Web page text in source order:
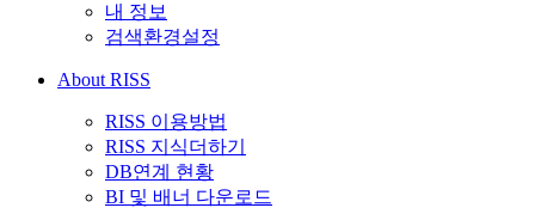
내 정보
검색환경설정
About RISS
RISS 이용방법
RISS 지식더하기
DB연계 현황
BI 및 배너 다운로드